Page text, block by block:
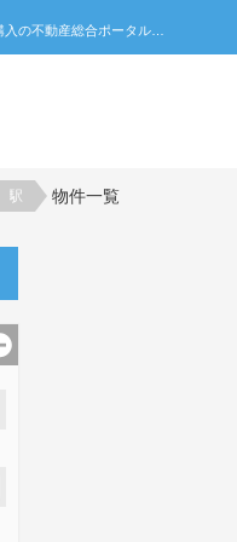
駅 物件一覧